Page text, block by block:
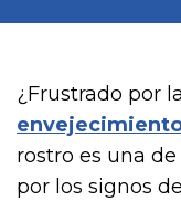
¿Frustrado por
rostro es una
por los signos